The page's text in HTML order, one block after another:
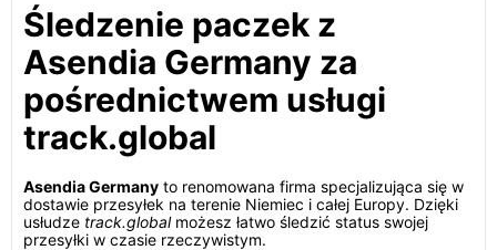
Śledzenie paczek z
Asendia Germany za
pośrednictwem usługi
track.global
Asendia Germany to renomowana firma specjalizująca się w
dostawie przesyłek na terenie Niemiec i całej Europy. Dzięki
usłudze track.globalmożesz łatwo śledzić status swojej
przesyłki w czasie rzeczywistym.